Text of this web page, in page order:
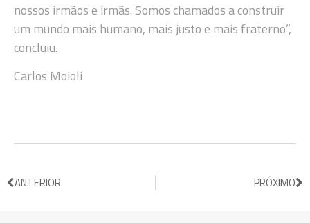
nossos irmãos e irmãs. Somos chamados a construir
um mundo mais humano, mais justo e mais fraterno”,
concluiu.
Carlos Moioli
ANTERIOR PRÓXIMO